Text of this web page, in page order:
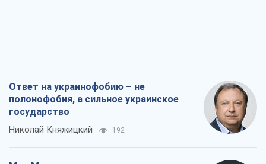
Ответ на украинофобию – не
полонофобия, а сильное украинское
государство
Николай Княжицкий 192